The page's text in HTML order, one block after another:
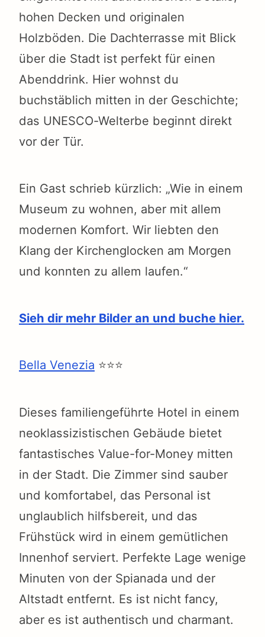
hohen Decken und originalen
Holzböden. Die Dachterrasse mit Blick
über die Stadt ist perfekt für einen
Abenddrink. Hier wohnst du
buchstäblich mitten in der Geschichte;
das UNESCO-Welterbe beginnt direkt
vor der Tür.
Ein Gast schrieb kürzlich: „Wie in einem
Museum zu wohnen, aber mit allem
modernen Komfort. Wir liebten den
Klang der Kirchenglocken am Morgen
und konnten zu allem laufen.“
Sieh dir mehr Bilder an und buche hier.
Bella Venezia ⭐⭐⭐
Dieses familiengeführte Hotel in einem
neoklassizistischen Gebäude bietet
fantastisches Value-for-Money mitten
in der Stadt. Die Zimmer sind sauber
und komfortabel, das Personal ist
unglaublich hilfsbereit, und das
Frühstück wird in einem gemütlichen
Innenhof serviert. Perfekte Lage wenige
Minuten von der Spianada und der
Altstadt entfernt. Es ist nicht fancy,
aber es ist authentisch und charmant.